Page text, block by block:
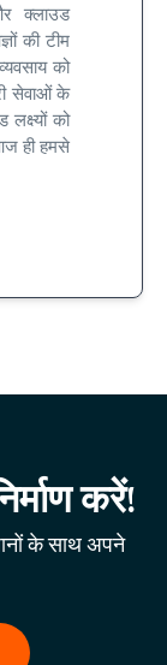
क्लाउड
की टीम
को
सेवाओं के
को
ही हमसे
करें!
के साथ अपने